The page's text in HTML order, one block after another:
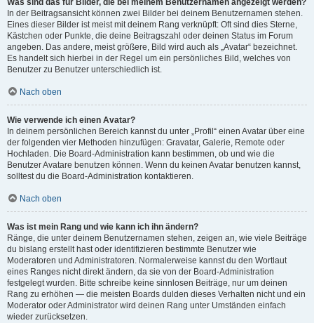
Was sind das für Bilder, die bei meinem Benutzernamen angezeigt werden?
In der Beitragsansicht können zwei Bilder bei deinem Benutzernamen stehen.
Eines dieser Bilder ist meist mit deinem Rang verknüpft: Oft sind dies Sterne,
Kästchen oder Punkte, die deine Beitragszahl oder deinen Status im Forum
angeben. Das andere, meist größere, Bild wird auch als „Avatar“ bezeichnet.
Es handelt sich hierbei in der Regel um ein persönliches Bild, welches von
Benutzer zu Benutzer unterschiedlich ist.
Nach oben
Wie verwende ich einen Avatar?
In deinem persönlichen Bereich kannst du unter „Profil“ einen Avatar über eine
der folgenden vier Methoden hinzufügen: Gravatar, Galerie, Remote oder
Hochladen. Die Board-Administration kann bestimmen, ob und wie die
Benutzer Avatare benutzen können. Wenn du keinen Avatar benutzen kannst,
solltest du die Board-Administration kontaktieren.
Nach oben
Was ist mein Rang und wie kann ich ihn ändern?
Ränge, die unter deinem Benutzernamen stehen, zeigen an, wie viele Beiträge
du bislang erstellt hast oder identifizieren bestimmte Benutzer wie
Moderatoren und Administratoren. Normalerweise kannst du den Wortlaut
eines Ranges nicht direkt ändern, da sie von der Board-Administration
festgelegt wurden. Bitte schreibe keine sinnlosen Beiträge, nur um deinen
Rang zu erhöhen — die meisten Boards dulden dieses Verhalten nicht und ein
Moderator oder Administrator wird deinen Rang unter Umständen einfach
wieder zurücksetzen.